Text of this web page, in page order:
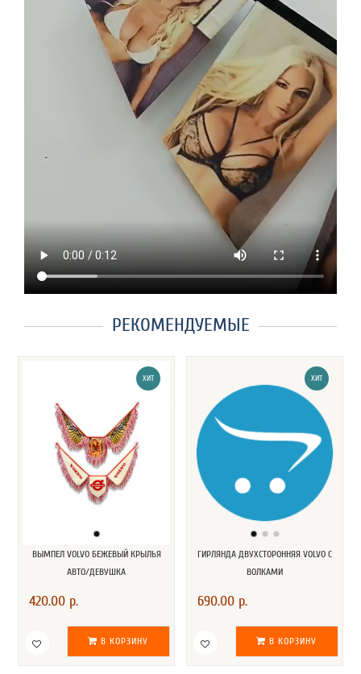
РЕКОМЕНДУЕМЫЕ
ХИТ
ВЫМПЕЛ VOLVO БЕЖЕВЫЙ КРЫЛЬЯ
АВТО/ДЕВУШКА
420.00 р.
В КОРЗИНУ
ХИТ
ГИРЛЯНДА ДВУХСТОРОННЯЯ VOLVO С
ВОЛКАМИ
690.00 р.
В КОРЗИНУ